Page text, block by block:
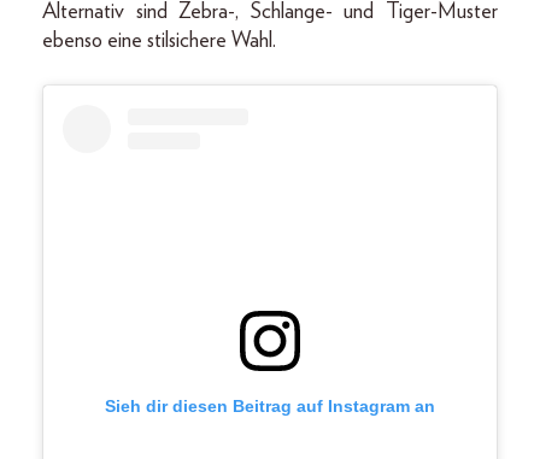
Alternativ sind Zebra-, Schlange- und Tiger-Muster
ebenso eine stilsichere Wahl.
Sieh dir diesen Beitrag auf Instagram an